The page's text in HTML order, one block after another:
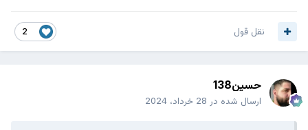
2 نقل قول
حسین138
ارسال شده در 28 خرداد، 2024